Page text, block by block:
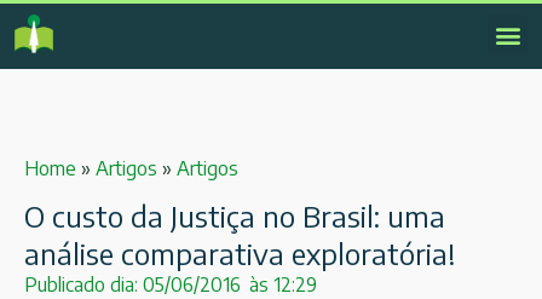
Home » Artigos » Artigos
O custo da Justiça no Brasil: uma
análise comparativa exploratória!
Publicado dia: 05/06/2016 às 12:29